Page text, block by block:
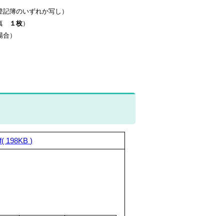
簿のいずれか写し）
１枚）
）
198KB )